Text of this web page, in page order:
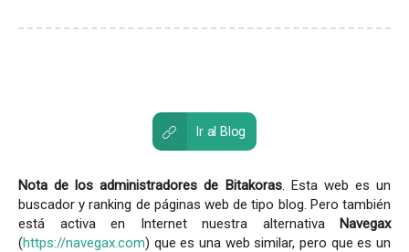
Ir al Blog
Nota de los administradores de Bitakoras. Esta web es un
buscador y ranking de páginas web de tipo blog. Pero también
está activa en Internet nuestra alternativa Navegax
(https://navegax.com) que es una web similar, pero que es un